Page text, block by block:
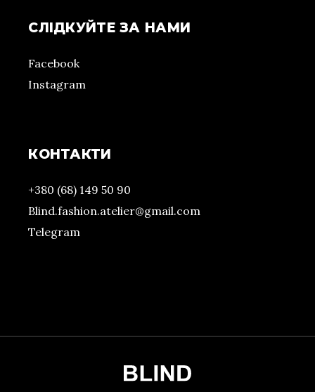
СЛІДКУЙТЕ ЗА НАМИ
Facebook
Instagram
КОНТАКТИ
+380 (68) 149 50 90
Blind.fashion.atelier@gmail.com
Telegram